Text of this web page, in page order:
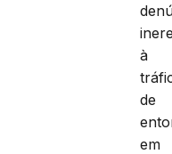
à
de
em